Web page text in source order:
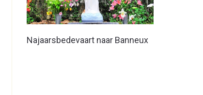
Najaarsbedevaart naar Banneux